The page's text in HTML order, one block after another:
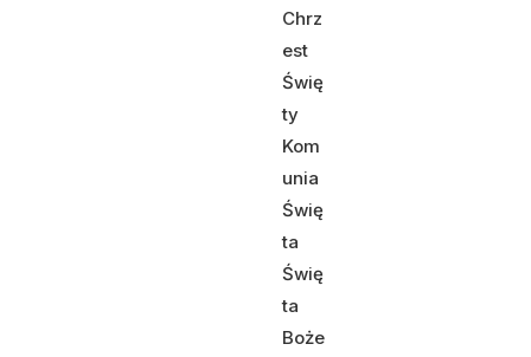
Chrz
est
Świę
ty
Kom
unia
Świę
ta
Świę
ta
Boże